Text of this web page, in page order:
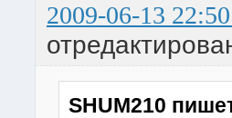
2009-06-13
SHUM210